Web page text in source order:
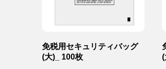
免税用セキュリティバッグ
(大)_ 100枚
(